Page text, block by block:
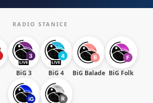
RADIO STANICE
BiG 3 BiG 4 BiG Balade BiG Folk